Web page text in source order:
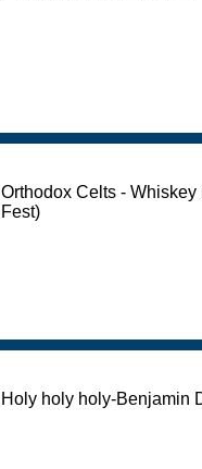
Orthodox Celts -
Fest)
Holy holy holy-Benjamin